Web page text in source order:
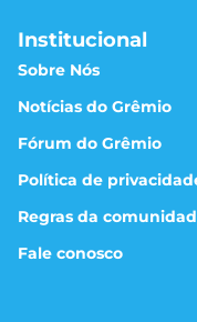
Institucional
Sobre Nós
Notícias do Grêmio
Fórum do Grêmio
Política de
Regras da
Fale conosco